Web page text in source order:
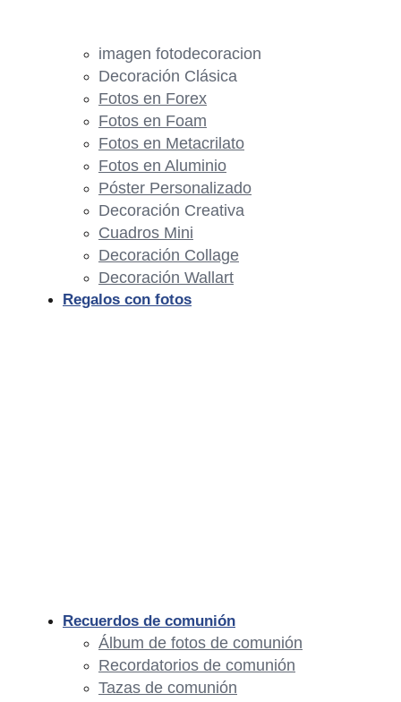
imagen fotodecoracion
Decoración Clásica
Fotos en Forex
Fotos en Foam
Fotos en Metacrilato
Fotos en Aluminio
Póster Personalizado
Decoración Creativa
Cuadros Mini
Decoración Collage
Decoración Wallart
Regalos con fotos
Recuerdos de comunión
Álbum de fotos de comunión
Recordatorios de comunión
Tazas de comunión